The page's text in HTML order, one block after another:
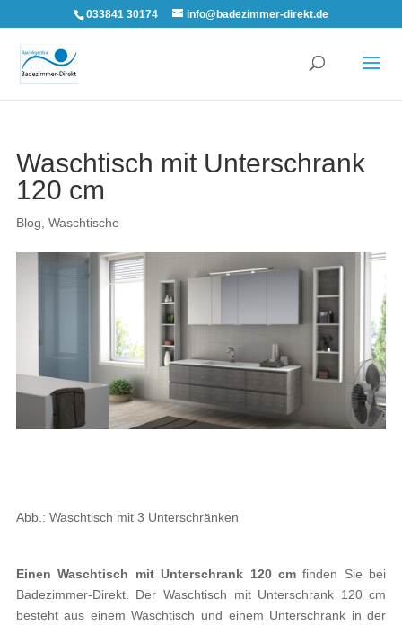
033841 30174 info@badezimmer-direkt.de
Waschtisch mit Unterschrank
120 cm
Blog Waschtische
Abb.: Waschtisch mit 3 Unterschränken
Einen Waschtisch mit Unterschrank 120 cmfinden Sie bei
Badezimmer-Direkt. Der Waschtisch mit Unterschrank 120 cm
besteht aus einem Waschtisch und einem Unterschrank in der